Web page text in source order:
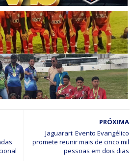
de Futebol 2026 será
Entrada será gratuita
Curaçá (CVC) de Pilar participou
e conquistou o título da Sub-
PRÓXIMA
Jaguarari: Evento Evangélico
promete reunir mais de cinco mil
pessoas em dois dias